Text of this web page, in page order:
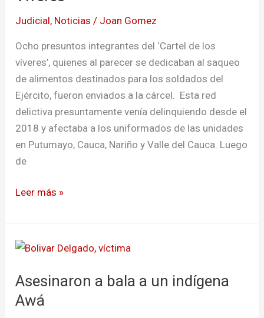
Judicial, Noticias / Joan Gomez
Ocho presuntos integrantes del ‘Cartel de los
víveres’, quienes al parecer se dedicaban al saqueo
de alimentos destinados para los soldados del
Ejército, fueron enviados a la cárcel. Esta red
delictiva presuntamente venía delinquiendo desde el
2018 y afectaba a los uniformados de las unidades
en Putumayo, Cauca, Nariño y Valle del Cauca. Luego
de
del
«Cartel
Víveres»
Leer más »
Asesinaron a bala a un indígena
Awá
Asesinaron
bala
a